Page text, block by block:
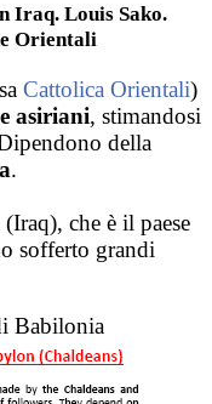
Iraq. Louis Sako.
Orientali
Cattolica Orientali)
asiriani, stimandosi
della
.
(Iraq), che è il paese
sofferto grandi
Babilonia